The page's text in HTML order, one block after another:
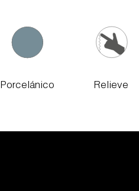
Porcelánico Relieve